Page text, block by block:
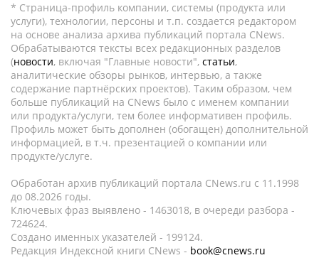
* Страница-профиль компании, системы (продукта или
услуги), технологии, персоны и т.п. создается редактором
на основе анализа архива публикаций портала CNews.
Обрабатываются тексты всех редакционных разделов
(новости, включая "Главные новости", статьи,
аналитические обзоры рынков, интервью, а также
содержание партнёрских проектов). Таким образом, чем
больше публикаций на CNews было с именем компании
или продукта/услуги, тем более информативен профиль.
Профиль может быть дополнен (обогащен) дополнительной
информацией, в т.ч. презентацией о компании или
продукте/услуге.
Обработан архив публикаций портала CNews.ru c 11.1998
до 08.2026 годы.
Ключевых фраз выявлено - 1463018, в очереди разбора -
724624.
Создано именных указателей - 199124.
Редакция Индексной книги CNews - book@cnews.ru